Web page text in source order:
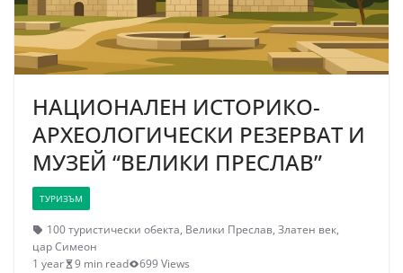
НАЦИОНАЛЕН ИСТОРИКО-
АРХЕОЛОГИЧЕСКИ РЕЗЕРВАТ И
МУЗЕЙ “ВЕЛИКИ ПРЕСЛАВ”
ТУРИЗЪМ
100 туристически обекта, Велики Преслав, Златен век,
цар Симеон
1 year
9 min read 699 Views